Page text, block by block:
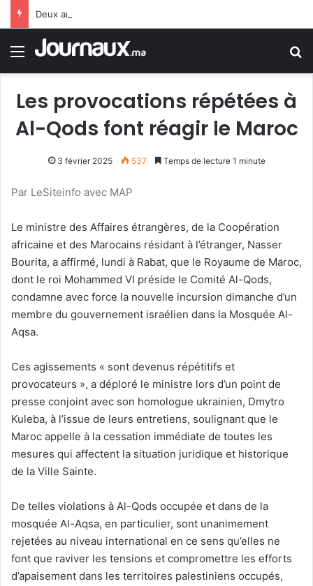
Menu
Les provocations répétées à
Al-Qods font réagir le Maroc
3 février 2025 537 Temps de lecture 1 minute
Par LeSiteinfo avec MAP
Le ministre des Affaires étrangères, de la Coopération
africaine et des Marocains résidant à l’étranger, Nasser
Bourita, a affirmé, lundi à Rabat, que le Royaume de Maroc,
dont le roi Mohammed VI préside le Comité Al-Qods,
condamne avec force la nouvelle incursion dimanche d’un
membre du gouvernement israélien dans la Mosquée Al-
Aqsa.
Ces agissements « sont devenus répétitifs et
provocateurs », a déploré le ministre lors d’un point de
presse conjoint avec son homologue ukrainien, Dmytro
Kuleba, à l’issue de leurs entretiens, soulignant que le
Maroc appelle à la cessation immédiate de toutes les
mesures qui affectent la situation juridique et historique
de la Ville Sainte.
De telles violations à Al-Qods occupée et dans de la
mosquée Al-Aqsa, en particulier, sont unanimement
rejetées au niveau international en ce sens qu’elles ne
font que raviver les tensions et compromettre les efforts
d’apaisement dans les territoires palestiniens occupés,